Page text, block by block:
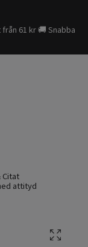
61 kr 🚚 Snabba
Citat
attityd